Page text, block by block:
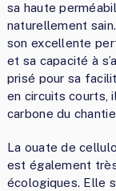
sa haute
naturellement
son excellente
et sa capacité à
prisé pour sa
en circuits courts,
carbone du
La ouate de
est également
écologiques. Elle